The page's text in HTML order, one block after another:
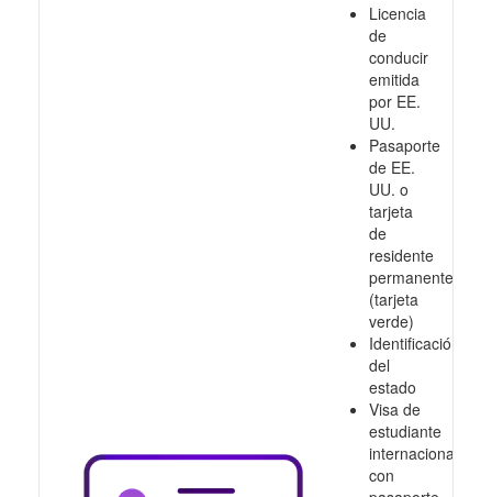
Licencia
de
conducir
emitida
por EE.
UU.
Pasaporte
de EE.
UU. o
tarjeta
de
residente
permanente
(tarjeta
verde)
Identificación
del
estado
Visa de
estudiante
internacional
con